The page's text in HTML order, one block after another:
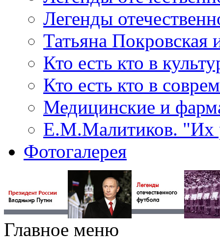
Легенды
Татьяна Покровская
Кто есть кто в
Кто есть кто в
Медицинские и
Е.М.Малитиков. "Их
Фотогалерея
Главное меню